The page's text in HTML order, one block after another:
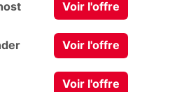
Voir l'offre
Voir l'offre
Voir l'offre